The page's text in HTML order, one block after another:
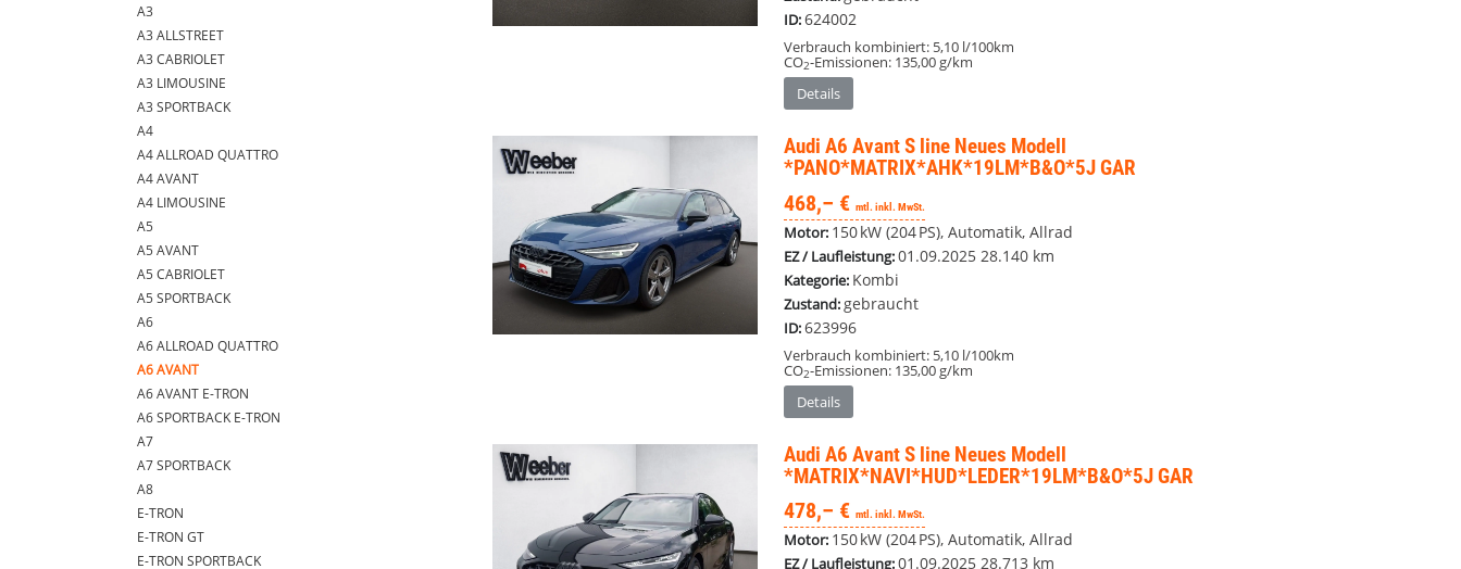
ID:624002
Verbrauch kombiniert: 5,10 l/100km
CO2-Emissionen: 135,00 g/km
Details
Audi A6 AvantS line Neues Modell
*PANO*MATRIX*AHK*19LM*B&O*5J GAR
468,– € mtl. inkl. MwSt.
Motor: 150 kW (204 PS), Automatik, Allrad
EZ / Laufleistung:01.09.2025 28.140 km
Kategorie: Kombi
Zustand: gebraucht
ID:623996
Verbrauch kombiniert: 5,10 l/100km
CO2-Emissionen: 135,00 g/km
Details
Audi A6 AvantS line Neues Modell
*MATRIX*NAVI*HUD*LEDER*19LM*B&O*5J GAR
478,– € mtl. inkl. MwSt.
Motor: 150 kW (204 PS), Automatik, Allrad
EZ / Laufleistung:01.09.2025 28.713 km
A3
A3 ALLSTREET
A3 CABRIOLET
A3 LIMOUSINE
A3 SPORTBACK
A4
A4 ALLROAD QUATTRO
A4 AVANT
A4 LIMOUSINE
A5
A5 AVANT
A5 CABRIOLET
A5 SPORTBACK
A6
A6 ALLROAD QUATTRO
A6 AVANT
A6 AVANT E-TRON
A6 SPORTBACK E-TRON
A7
A7 SPORTBACK
A8
E-TRON
E-TRON GT
E-TRON SPORTBACK